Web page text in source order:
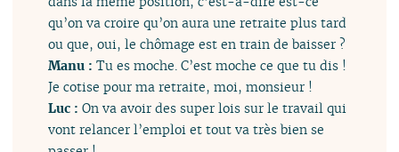
qu’on va croire qu’on aura une retraite plus tard
ou que, oui, le chômage est en train de baisser ?
Manu :Tu es moche. C’est moche ce que tu dis !
Je cotise pour ma retraite, moi, monsieur !
Luc :On va avoir des super lois sur le travail qui
vont relancer l’emploi et tout va très bien se